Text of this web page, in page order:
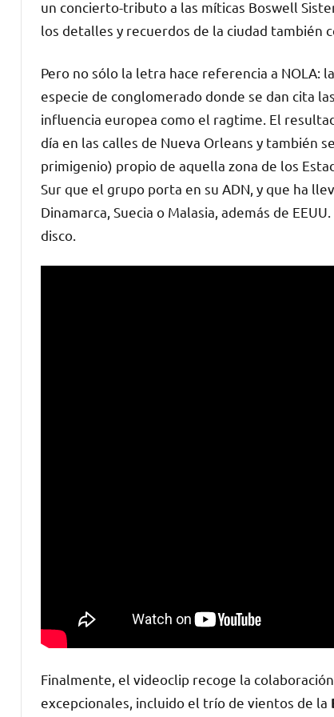
un concierto-tributo a las míticas Boswell
los detalles y recuerdos de la ciudad también
Pero no sólo la letra hace referencia a NOLA:
especie de conglomerado donde se dan cita
influencia europea como el ragtime. El
día en las calles de Nueva Orleans y también
primigenio) propio de aquella zona de los
Sur que el grupo porta en su ADN, y que ha
Dinamarca, Suecia o Malasia, además de
disco.
Finalmente, el videoclip recoge la
excepcionales, incluido el trío de vientos de la